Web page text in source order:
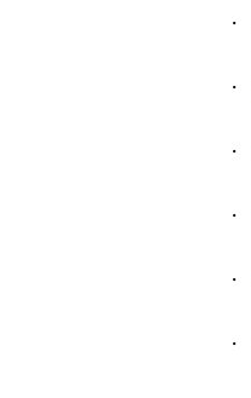
・
・
・
・
・
・